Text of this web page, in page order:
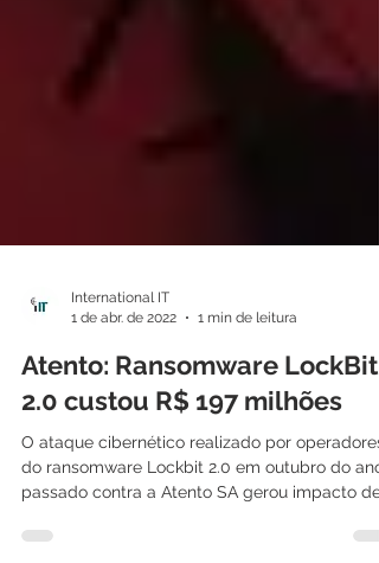
1 de abr. de 2022
1 min de leitura
Atento: Ransomware LockBit
2.0 custou R$ 197 milhões
O ataque cibernético realizado por operadores
passado contra a Atento SA gerou impacto